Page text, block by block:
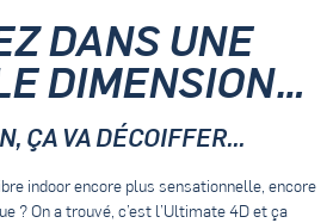
DANS UNE
DIMENSION…
ÇA VA DÉCOIFFER...
indoor encore plus sensationnelle, encore
? On a trouvé, c’est l’Ultimate 4D et ça